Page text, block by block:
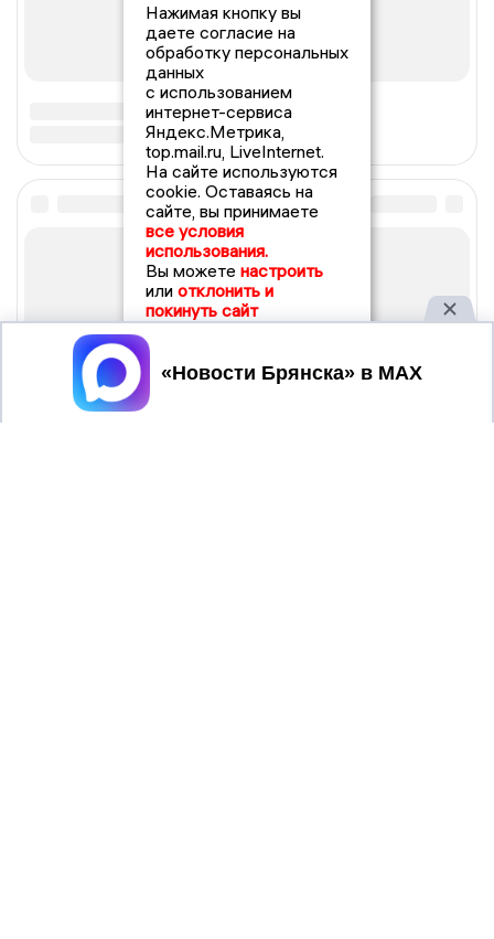
Нажимая кнопку вы
даете согласие на
обработку персональных
данных
с использованием
интернет-сервиса
Яндекс.Метрика,
top.mail.ru, LiveInternet.
На сайте используются
cookie. Оставаясь на
сайте, вы принимаете
все условия
использования.
Вы можете настроить
или отклонить и
покинуть сайт
Принять